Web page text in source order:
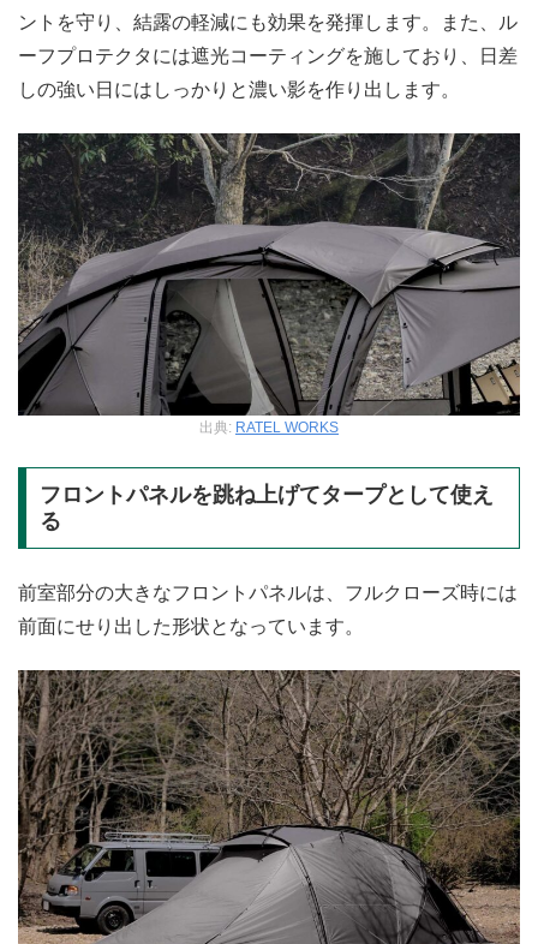
ントを守り、結露の軽減にも効果を発揮します。また、ル
ーフプロテクタには遮光コーティングを施しており、日差
しの強い日にはしっかりと濃い影を作り出します。
出典: RATEL WORKS
フロントパネルを跳ね上げてタープとして使え
る
前室部分の大きなフロントパネルは、フルクローズ時には
前面にせり出した形状となっています。